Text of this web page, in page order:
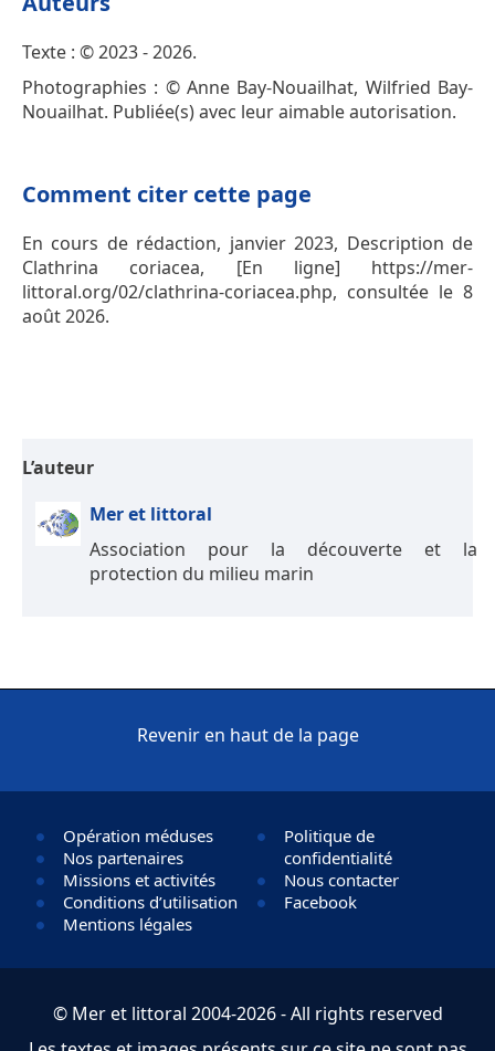
Texte : © 2023 - 2026.
Photographies : © Anne Bay-Nouailhat, Wilfried Bay-
Nouailhat. Publiée(s) avec leur aimable autorisation.
Comment citer cette page
En cours de rédaction, janvier 2023, Description de
Clathrina coriacea, [En ligne] https://mer-
littoral.org/02/clathrina-coriacea.php, consultée le 8
août 2026.
L’auteur
Mer et littoral
Association pour la découverte et la
protection du milieu marin
Revenir en haut de la page
Opération méduses
Nos partenaires
Missions et activités
Conditions d’utilisation
Mentions légales
Politique de
confidentialité
Nous contacter
Facebook
© Mer et littoral 2004-2026 - All rights reserved